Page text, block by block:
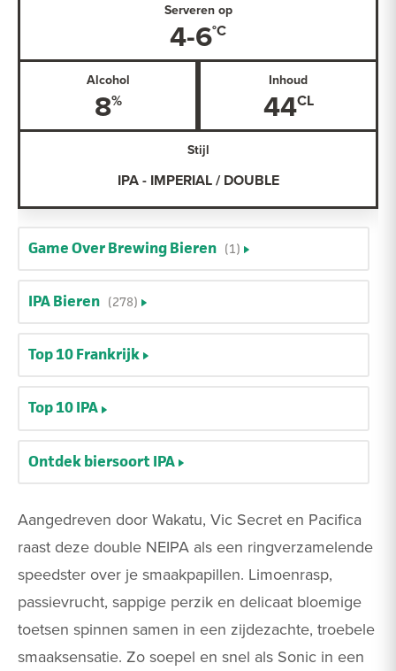
Aangedreven door Wakatu, Vic Secret en Pacifica
raast deze double NEIPA als een ringverzamelende
speedster over je smaakpapillen. Limoenrasp,
passievrucht, sappige perzik en delicaat bloemige
toetsen spinnen samen in een zijdezachte, troebele
smaaksensatie. Zo soepel en snel als Sonic in een
Serveren op
4-6
Alcohol
8
Inhoud
44
Stijl
IPA - IMPERIAL / DOUBLE
Game Over Brewing Bieren (1)
IPA Bieren (278)
Top 10 Frankrijk
Top 10 IPA
Ontdek biersoort IPA